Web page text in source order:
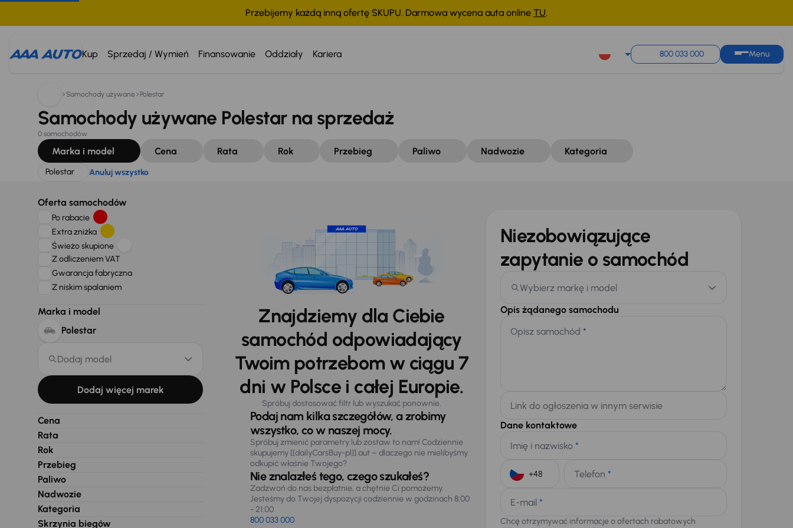
Przebijemy każdą inną ofertę SKUPU. Darmowa wycena auta online TU.
Kup Sprzedaj / Wymień Finansowanie Oddziały Kariera 800 033 000 Menu
Szukam: Anuluj wszystko
Samochody używane Polestar
Samochody używane Polestar na sprzedaż
0 samochodów
Marka i model Cena Rata Rok Przebieg Paliwo Nadwozie Kategoria
Polestar Anuluj wszystko
Oferta samochodów
Po rabacie
Extra zniżka
Świeżo skupione
Z odliczeniem VAT
Gwarancja fabryczna
Z niskim spalaniem
Marka i model
Polestar
Dodaj model
Dodaj więcej marek
Cena
Rata
Rok
Przebieg
Paliwo
Nadwozie
Kategoria
Skrzynia biegów
Znajdziemy dla Ciebie
samochód odpowiadający
Twoim potrzebom w ciągu 7
dni w Polsce i całej Europie.
Spróbuj dostosować filtr lub wyszukać ponownie.
Podaj nam kilka szczegółów, a zrobimy
wszystko, co w naszej mocy.
Spróbuj zmienić parametry lub zostaw to nam! Codziennie
skupujemy [[dailyCarsBuy-pl]] aut – dlaczego nie mielibyśmy
odkupić właśnie Twojego?
Nie znalazłeś tego, czego szukałeś?
Zadzwoń do nas bezpłatnie, a chętnie Ci pomożemy.
Jesteśmy do Twojej dyspozycji codziennie w godzinach 8:00
- 21:00
800 033 000
Niezobowiązujące
zapytanie o samochód
Wybierz markę i model
Opis żądanego samochodu
Opisz samochód *
Link do ogłoszenia w innym serwisie
Dane kontaktowe
Imię i nazwisko *
Telefon *
E-mail *
Chcę otrzymywać informacje o ofertach rabatowych